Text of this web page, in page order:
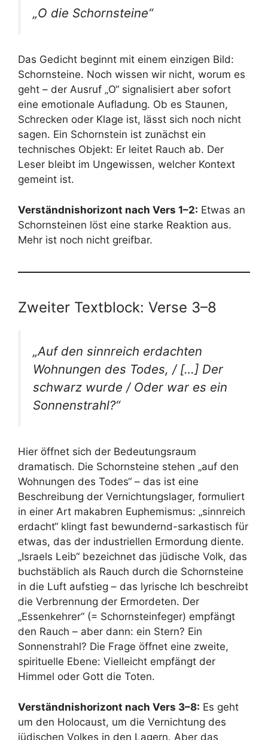
„O die Schornsteine“
Das Gedicht beginnt mit einem einzigen Bild:
Schornsteine. Noch wissen wir nicht, worum es
geht – der Ausruf „O“ signalisiert aber sofort
eine emotionale Aufladung. Ob es Staunen,
Schrecken oder Klage ist, lässt sich noch nicht
sagen. Ein Schornstein ist zunächst ein
technisches Objekt: Er leitet Rauch ab. Der
Leser bleibt im Ungewissen, welcher Kontext
gemeint ist.
Verständnishorizont nach Vers 1–2: Etwas an
Schornsteinen löst eine starke Reaktion aus.
Mehr ist noch nicht greifbar.
Zweiter Textblock: Verse 3–8
„Auf den sinnreich erdachten
Wohnungen des Todes, / […] Der
schwarz wurde / Oder war es ein
Sonnenstrahl?“
Hier öffnet sich der Bedeutungsraum
dramatisch. Die Schornsteine stehen „auf den
Wohnungen des Todes“ – das ist eine
Beschreibung der Vernichtungslager, formuliert
in einer Art makabren Euphemismus: „sinnreich
erdacht“ klingt fast bewundernd-sarkastisch für
etwas, das der industriellen Ermordung diente.
„Israels Leib“ bezeichnet das jüdische Volk, das
buchstäblich als Rauch durch die Schornsteine
in die Luft aufstieg – das lyrische Ich beschreibt
die Verbrennung der Ermordeten. Der
„Essenkehrer“ (= Schornsteinfeger) empfängt
den Rauch – aber dann: ein Stern? Ein
Sonnenstrahl? Die Frage öffnet eine zweite,
spirituelle Ebene: Vielleicht empfängt der
Himmel oder Gott die Toten.
Verständnishorizont nach Vers 3–8: Es geht
um den Holocaust, um die Vernichtung des
jüdischen Volkes in den Lagern. Aber das